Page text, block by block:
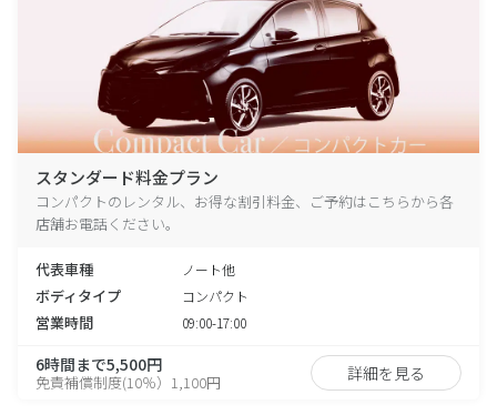
スタンダード料金プラン
コンパクトのレンタル、お得な割引料金、ご予約はこちらから各
店舗お電話ください。
代表車種 ノート他
ボディタイプ コンパクト
営業時間 09:00-17:00
6時間まで5,500円
免責補償制度(10％）1,100円 詳細を見る